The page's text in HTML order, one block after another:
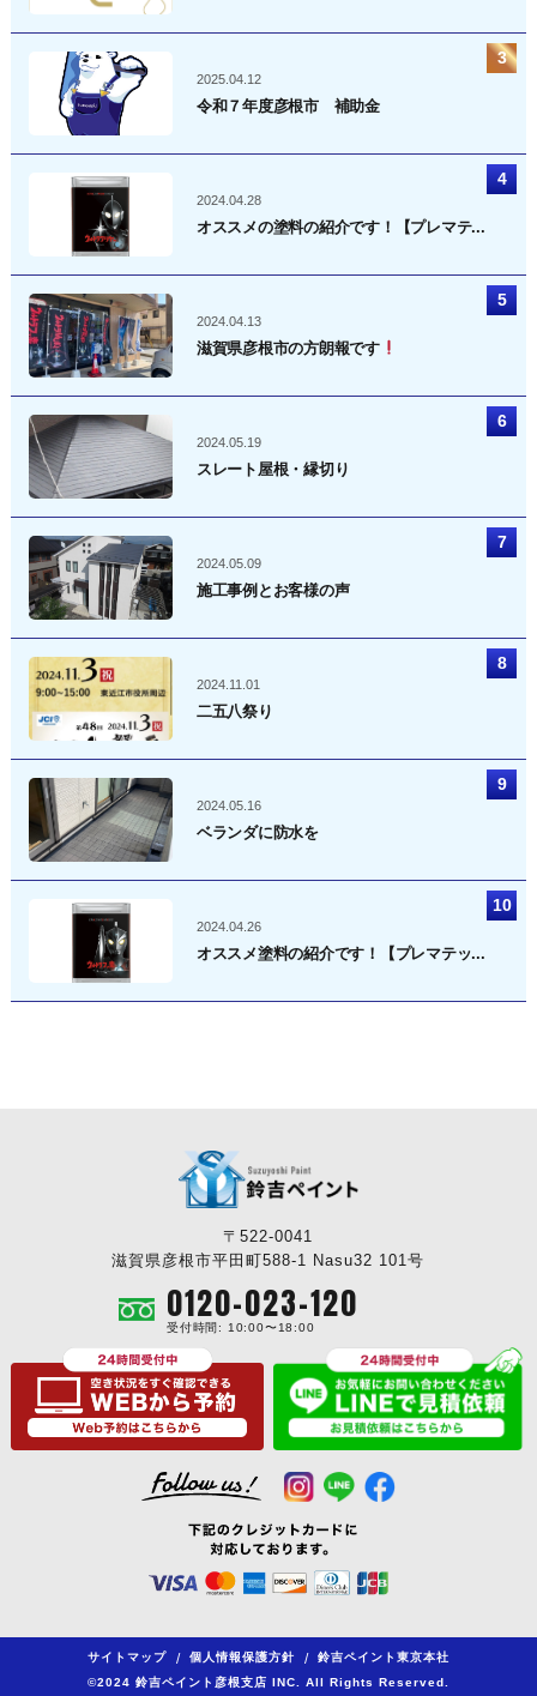
2025.04.12
令和７年度彦根市 補助金
2024.04.28
オススメの塗料の紹介です！【プレマテ...
2024.04.13
滋賀県彦根市の方朗報です
2024.05.19
スレート屋根・縁切り
2024.05.09
施工事例とお客様の声
2024.11.01
二五八祭り
2024.05.16
ベランダに防水を
2024.04.26
オススメ塗料の紹介です！【プレマテッ...
〒522-0041
滋賀県彦根市平田町588-1 Nasu32 101号
0120-023-120
受付時間: 10:00〜18:00
サイトマップ / 個人情報保護方針 /
鈴吉ペイント東京本社
©2024 鈴吉ペイント彦根支店 INC. All Rights Reserved.